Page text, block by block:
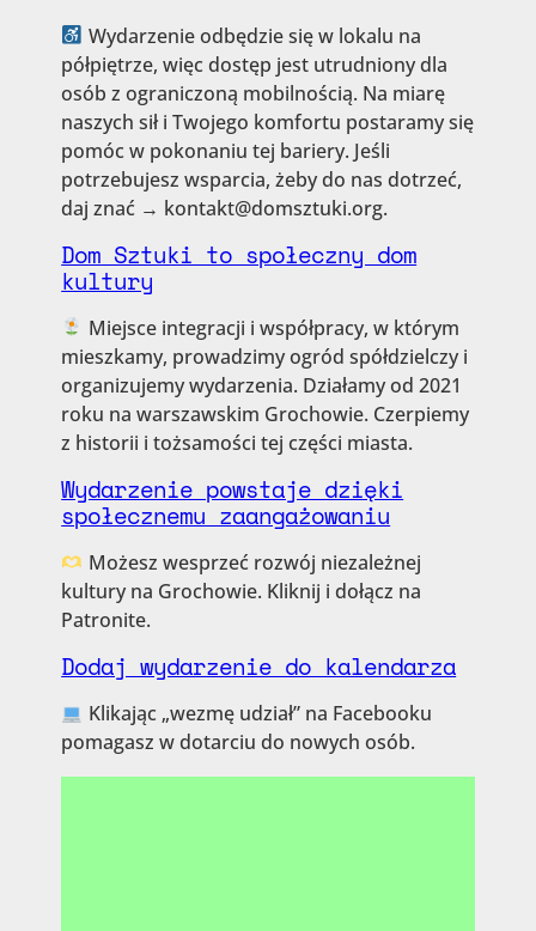
Wydarzenie odbędzie się w lokalu na
półpiętrze, więc dostęp jest utrudniony dla
osób z ograniczoną mobilnością. Na miarę
naszych sił i Twojego komfortu postaramy się
pomóc w pokonaniu tej bariery. Jeśli
potrzebujesz wsparcia, żeby do nas dotrzeć,
daj znać → kontakt@domsztuki.org.
Dom Sztuki to społeczny dom
kultury
Miejsce integracji i współpracy, w którym
mieszkamy, prowadzimy ogród spółdzielczy i
organizujemy wydarzenia. Działamy od 2021
roku na warszawskim Grochowie. Czerpiemy
z historii i tożsamości tej części miasta.
Wydarzenie powstaje dzięki
społecznemu zaangażowaniu
Możesz wesprzeć rozwój niezależnej
kultury na Grochowie. Kliknij i dołącz na
Patronite.
Dodaj wydarzenie do kalendarza
Klikając „wezmę udział” na Facebooku
pomagasz w dotarciu do nowych osób.